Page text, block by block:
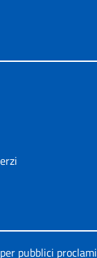
pubblici proclami